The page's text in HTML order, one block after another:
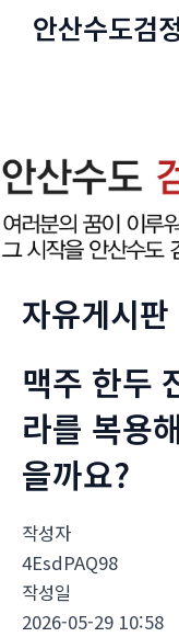
너
뛰
기
안산수도검
자유게시판
맥주 한두
라를 복용
을까요?
작성자
4EsdPAQ98
작성일
2026-05-29 10:58